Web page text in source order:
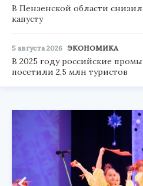
В Пензенской области
капусту
5 августа 2026 ЭКОНОМИКА
В 2025 году российские
посетили 2,5 млн туристов